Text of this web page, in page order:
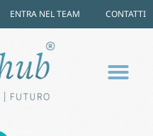
ENTRA NEL TEAM CONTATTI